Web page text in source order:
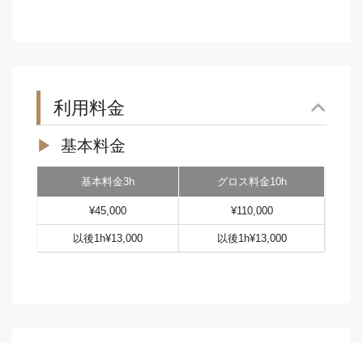
利用料金
基本料金
基本料金3h グロス料金10h
¥45,000 ¥110,000
以後1h¥13,000 以後1h¥13,000